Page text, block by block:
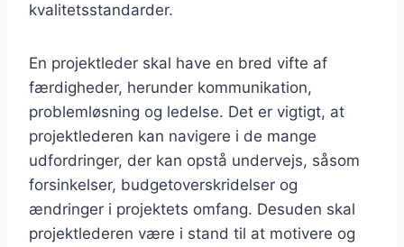
kvalitetsstandarder.
En projektleder skal have en bred vifte af
færdigheder, herunder kommunikation,
problemløsning og ledelse. Det er vigtigt, at
projektlederen kan navigere i de mange
udfordringer, der kan opstå undervejs, såsom
forsinkelser, budgetoverskridelser og
ændringer i projektets omfang. Desuden skal
projektlederen være i stand til at motivere og